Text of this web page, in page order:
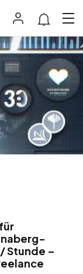
Stunde –